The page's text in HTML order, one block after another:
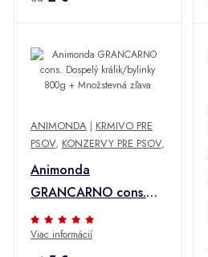
ANIMONDA | KRMIVO PRE
PSOV, KONZERVY PRE PSOV,
Animonda
GRANCARNO cons.
Dospelý králik/bylinky
800g + Množstevná
Viac informácií